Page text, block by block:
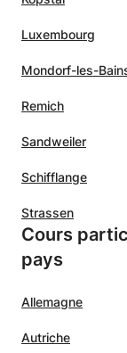
Luxembourg
Mondorf-les-
Remich
Sandweiler
Schifflange
Strassen
Cours
pays
Allemagne
Autriche